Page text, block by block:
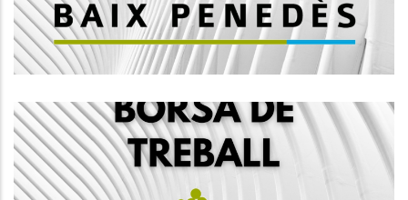
BORSA DE TREBALL Tècnic Mig,
Grup A2, De Perfils Professionals